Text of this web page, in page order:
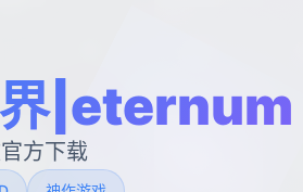
|eternum
方下载